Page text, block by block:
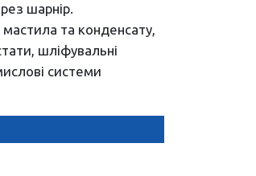
шарнір.
та конденсату,
шліфувальні
системи